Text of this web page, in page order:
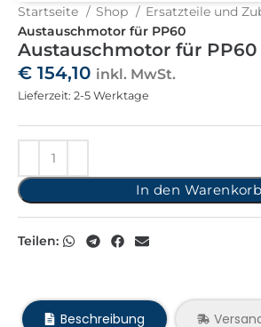
Startseite Shop
Ersatzteile und
Austauschmotor für PP60
Austauschmotor für PP60
€ 154,10 inkl. MwSt.
Lieferzeit: 2-5 Werktage
In den Warenkorb
Teilen:
Beschreibung